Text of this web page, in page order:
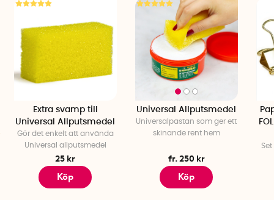
Extra svamp till
Universal Allputsmedel
Gör det enkelt att använda
Universal allputsmedel
25 kr
Köp
Universal Allputsmedel
Universalpastan som ger ett
skinande rent hem
fr. 250 kr
Köp